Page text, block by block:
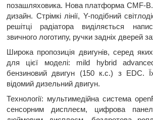
позашляховика. Нова платформа CMF-B.
дизайн. Стрімкі лінії, Y-подібний
решітці радіатора виділяється
звичного логотипу, ручки задніх дверей
Широка пропозиція двигунів, серед
для цієї моделі: mild hybrid
бензиновий двигун (150 к.с.) з EDC.
відомий дизельний двигун.
Технології: мультимедійна система
сенсорним дисплеєм, цифрова